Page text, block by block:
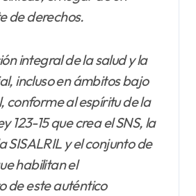
de derechos.
integral de la salud y la
incluso en ámbitos bajo
conforme al espíritu de la
123-15 que crea el SNS, la
SISALRIL y el conjunto de
habilitan el
de este auténtico